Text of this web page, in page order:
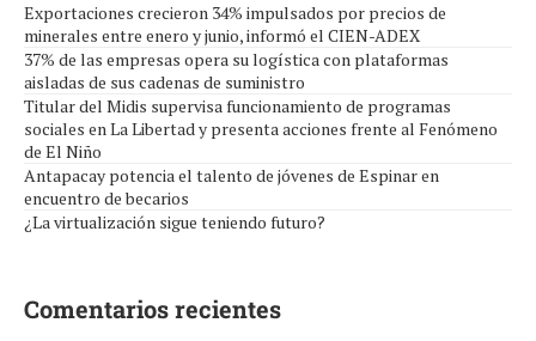
Exportaciones crecieron 34% impulsados por precios de
minerales entre enero y junio, informó el CIEN-ADEX
37% de las empresas opera su logística con plataformas
aisladas de sus cadenas de suministro
Titular del Midis supervisa funcionamiento de programas
sociales en La Libertad y presenta acciones frente al Fenómeno
de El Niño
Antapacay potencia el talento de jóvenes de Espinar en
encuentro de becarios
¿La virtualización sigue teniendo futuro?
Comentarios recientes